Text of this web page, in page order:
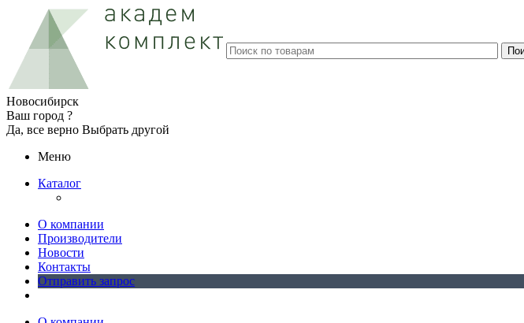
Новосибирск
Ваш город ?
Да, все верно Выбрать другой
Меню
Каталог
О компании
Производители
Новости
Контакты
Отправить запрос